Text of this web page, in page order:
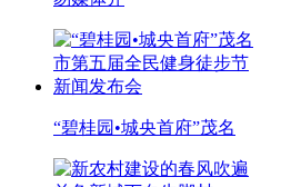
“碧桂园•城央首府”茂名